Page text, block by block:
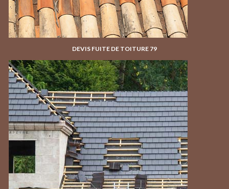
DEVIS FUITE DE TOITURE 79